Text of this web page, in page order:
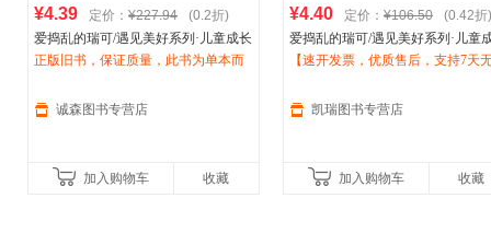
¥4.39 定价： ¥227.94
(0.2折)
爱捣乱的瑞可/遇见美好系列·儿童成长
美绘本系列 [德]布丽吉特·威宁格 著；
正版旧书，保证质量，此书为单本而
诚森图书专营店
加入购物车 收藏
¥4.40 定价： ¥106.50
(0.42折)
爱捣乱的瑞可/遇见美好系列·儿童
美绘本系列 [德]布丽吉特·威宁格
【速开发票，优质售后，支持7天
凯瑞图书专营店
加入购物车 收藏